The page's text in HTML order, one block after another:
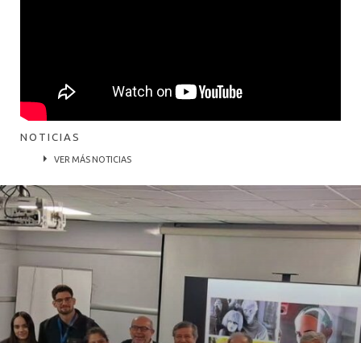
NOTICIAS
VER MÁS NOTICIAS